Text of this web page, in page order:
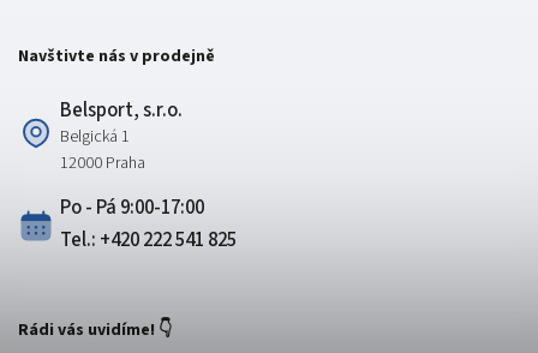
Navštivte nás v prodejně
Belsport, s.r.o.
Belgická 1
12000 Praha
Po - Pá 9:00-17:00
Tel.: +420 222 541 825
Rádi vás uvidíme! 👇